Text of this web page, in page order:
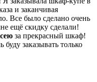
и заканчивая
Все было сделано очень
ещё скидку сделали!
за прекрасный шкаф!
заказывать только